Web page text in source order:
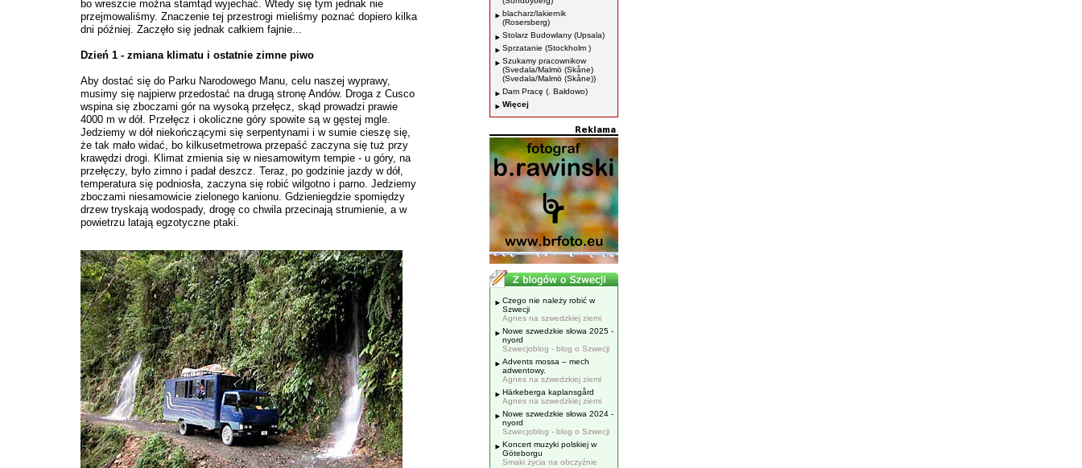
bo wreszcie można stamtąd wyjechać. Wtedy się tym jednak nie
przejmowaliśmy. Znaczenie tej przestrogi mieliśmy poznać dopiero kilka
dni później. Zaczęło się jednak całkiem fajnie...
Dzień 1 - zmiana klimatu i ostatnie zimne piwo
Aby dostać się do Parku Narodowego Manu, celu naszej wyprawy,
musimy się najpierw przedostać na drugą stronę Andów. Droga z Cusco
wspina się zboczami gór na wysoką przełęcz, skąd prowadzi prawie
4000 m w dół. Przełęcz i okoliczne góry spowite są w gęstej mgle.
Jedziemy w dół niekończącymi się serpentynami i w sumie cieszę się,
że tak mało widać, bo kilkusetmetrowa przepaść zaczyna się tuż przy
krawędzi drogi. Klimat zmienia się w niesamowitym tempie - u góry, na
przełęczy, było zimno i padał deszcz. Teraz, po godzinie jazdy w dół,
temperatura się podniosła, zaczyna się robić wilgotno i parno. Jedziemy
zboczami niesamowicie zielonego kanionu. Gdzieniegdzie spomiędzy
drzew tryskają wodospady, drogę co chwila przecinają strumienie, a w
powietrzu latają egzotyczne ptaki.
blacharz/lakiernik
(Rosersberg)
Stolarz Budowlany (Upsala)
Sprzatanie (Stockholm )
Szukamy pracownikow
(Svedala/Malmö (Skåne)
(Svedala/Malmö (Skåne))
Dam Pracę (. Bałdowo)
Więcej
Czego nie należy robić w
Szwecji
Agnes na szwedzkiej ziemi
Nowe szwedzkie słowa 2025 -
nyord
Szwecjoblog - blog o Szwecji
Advents mossa – mech
adwentowy.
Agnes na szwedzkiej ziemi
Härkeberga kaplansgård
Agnes na szwedzkiej ziemi
Nowe szwedzkie słowa 2024 -
nyord
Szwecjoblog - blog o Szwecji
Koncert muzyki polskiej w
Göteborgu
Smaki życia na obczyźnie